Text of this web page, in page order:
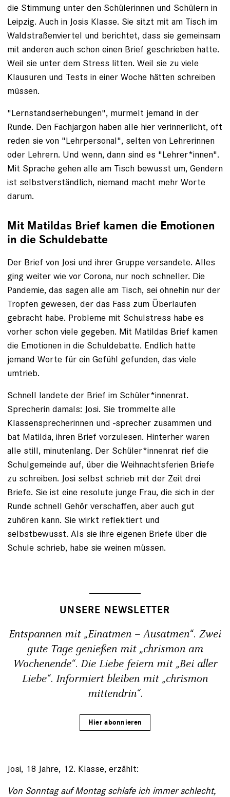
die Stimmung unter den Schülerinnen und Schülern in
Leipzig. Auch in Josis Klasse. Sie sitzt mit am Tisch im
Waldstraßen­viertel und berichtet, dass sie gemeinsam
mit anderen auch schon einen Brief geschrieben hatte.
Weil sie unter dem Stress litten. Weil sie zu viele
Klausuren und Tests in einer Woche hätten schreiben
müssen.
"Lernstands­erhebungen", murmelt jemand in der
Runde. Den Fachjargon haben alle hier verinnerlicht, oft
reden sie von "Lehrpersonal", selten von Lehrerinnen
oder Lehrern. Und wenn, dann sind es "Lehrer*innen".
Mit Sprache gehen ­alle am Tisch bewusst um, Gendern
ist selbstverständlich, niemand macht mehr Worte
darum.
Mit Matildas Brief kamen die Emotionen
in die Schuldebatte
Der Brief von Josi und ihrer Gruppe versandete. Alles
ging weiter wie vor Corona, nur noch schneller. Die
Pandemie, das sagen alle am Tisch, sei ohnehin nur der
Tropfen gewesen, der das Fass zum Überlaufen
gebracht ­habe. Probleme mit Schulstress habe es
vorher schon viele gegeben. Mit Matildas Brief kamen
die Emotionen in die Schuldebatte. Endlich hatte
jemand Worte für ein Gefühl gefunden, das viele
umtrieb.
Schnell landete der Brief im Schüler*innenrat.
Sprecherin damals: ­Josi. Sie trommelte alle
Klassensprecherinnen und -sprecher zusammen und
bat Matilda, ihren Brief vorzulesen. Hinterher waren
alle still, minutenlang. Der Schüler*innenrat rief die
Schulgemeinde auf, über die Weihnachts­ferien Briefe
zu schreiben. Josi selbst schrieb mit der Zeit drei
Briefe. Sie ist eine resolute junge Frau, die sich in der
Runde schnell Gehör verschaffen, aber auch gut
zuhören kann. Sie wirkt reflektiert und
selbstbewusst. Als sie ihre eigenen Briefe über die
Schule schrieb, habe sie weinen müssen.
UNSERE NEWSLETTER
Entspannen mit „Einatmen – Ausatmen“. Zwei
gute Tage genießen mit „chrismon am
Wochenende“. Die Liebe feiern mit „Bei aller
Liebe“. Informiert bleiben mit „chrismon
mittendrin“.
Hier abonnieren
Josi, 18 Jahre, 12. Klasse, erzählt:
Von Sonntag auf Montag schlafe ich immer schlecht,